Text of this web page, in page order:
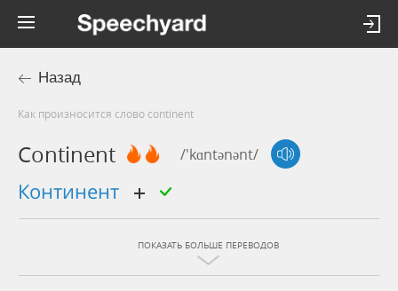
Назад
Как произносится слово continent
Continent /'kɑntənənt/
континент
ПОКАЗАТЬ БОЛЬШЕ ПЕРЕВОДОВ